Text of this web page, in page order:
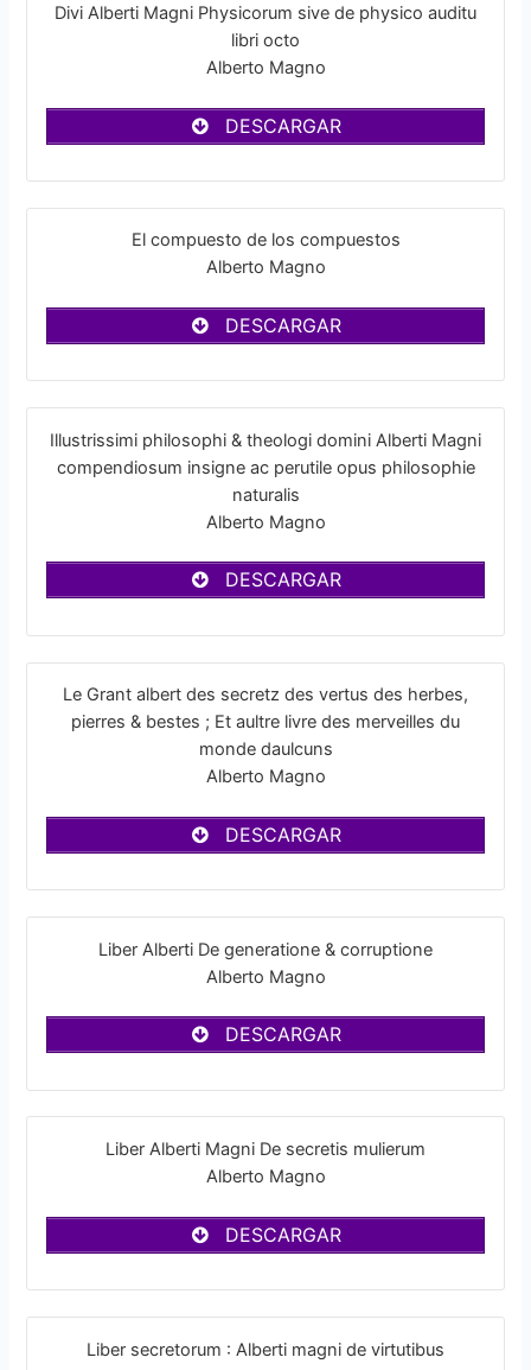
Divi Alberti Magni Physicorum sive de physico auditu
libri octo
Alberto Magno
DESCARGAR
El compuesto de los compuestos
Alberto Magno
DESCARGAR
Illustrissimi philosophi & theologi domini Alberti Magni
compendiosum insigne ac perutile opus philosophie
naturalis
Alberto Magno
DESCARGAR
Le Grant albert des secretz des vertus des herbes,
pierres & bestes ; Et aultre livre des merveilles du
monde daulcuns
Alberto Magno
DESCARGAR
Liber Alberti De generatione & corruptione
Alberto Magno
DESCARGAR
Liber Alberti Magni De secretis mulierum
Alberto Magno
DESCARGAR
Liber secretorum : Alberti magni de virtutibus